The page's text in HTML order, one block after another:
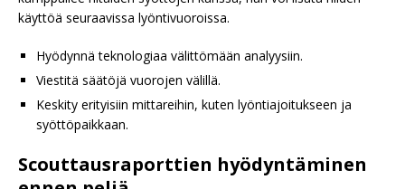
käyttöä seuraavissa lyöntivuoroissa.
Hyödynnä teknologiaa välittömään analyysiin.
Viestitä säätöjä vuorojen välillä.
Keskity erityisiin mittareihin, kuten lyöntiajoitukseen ja
syöttöpaikkaan.
Scouttausraporttien hyödyntäminen